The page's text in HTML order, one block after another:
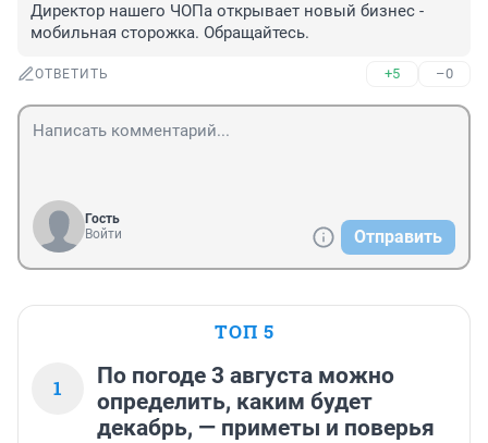
Директор нашего ЧОПа открывает новый бизнес -
мобильная сторожка. Обращайтесь.
ОТВЕТИТЬ +5 –0
Гость
Войти
Отправить
ТОП 5
1
По погоде 3 августа можно
определить, каким будет
декабрь, — приметы и поверья